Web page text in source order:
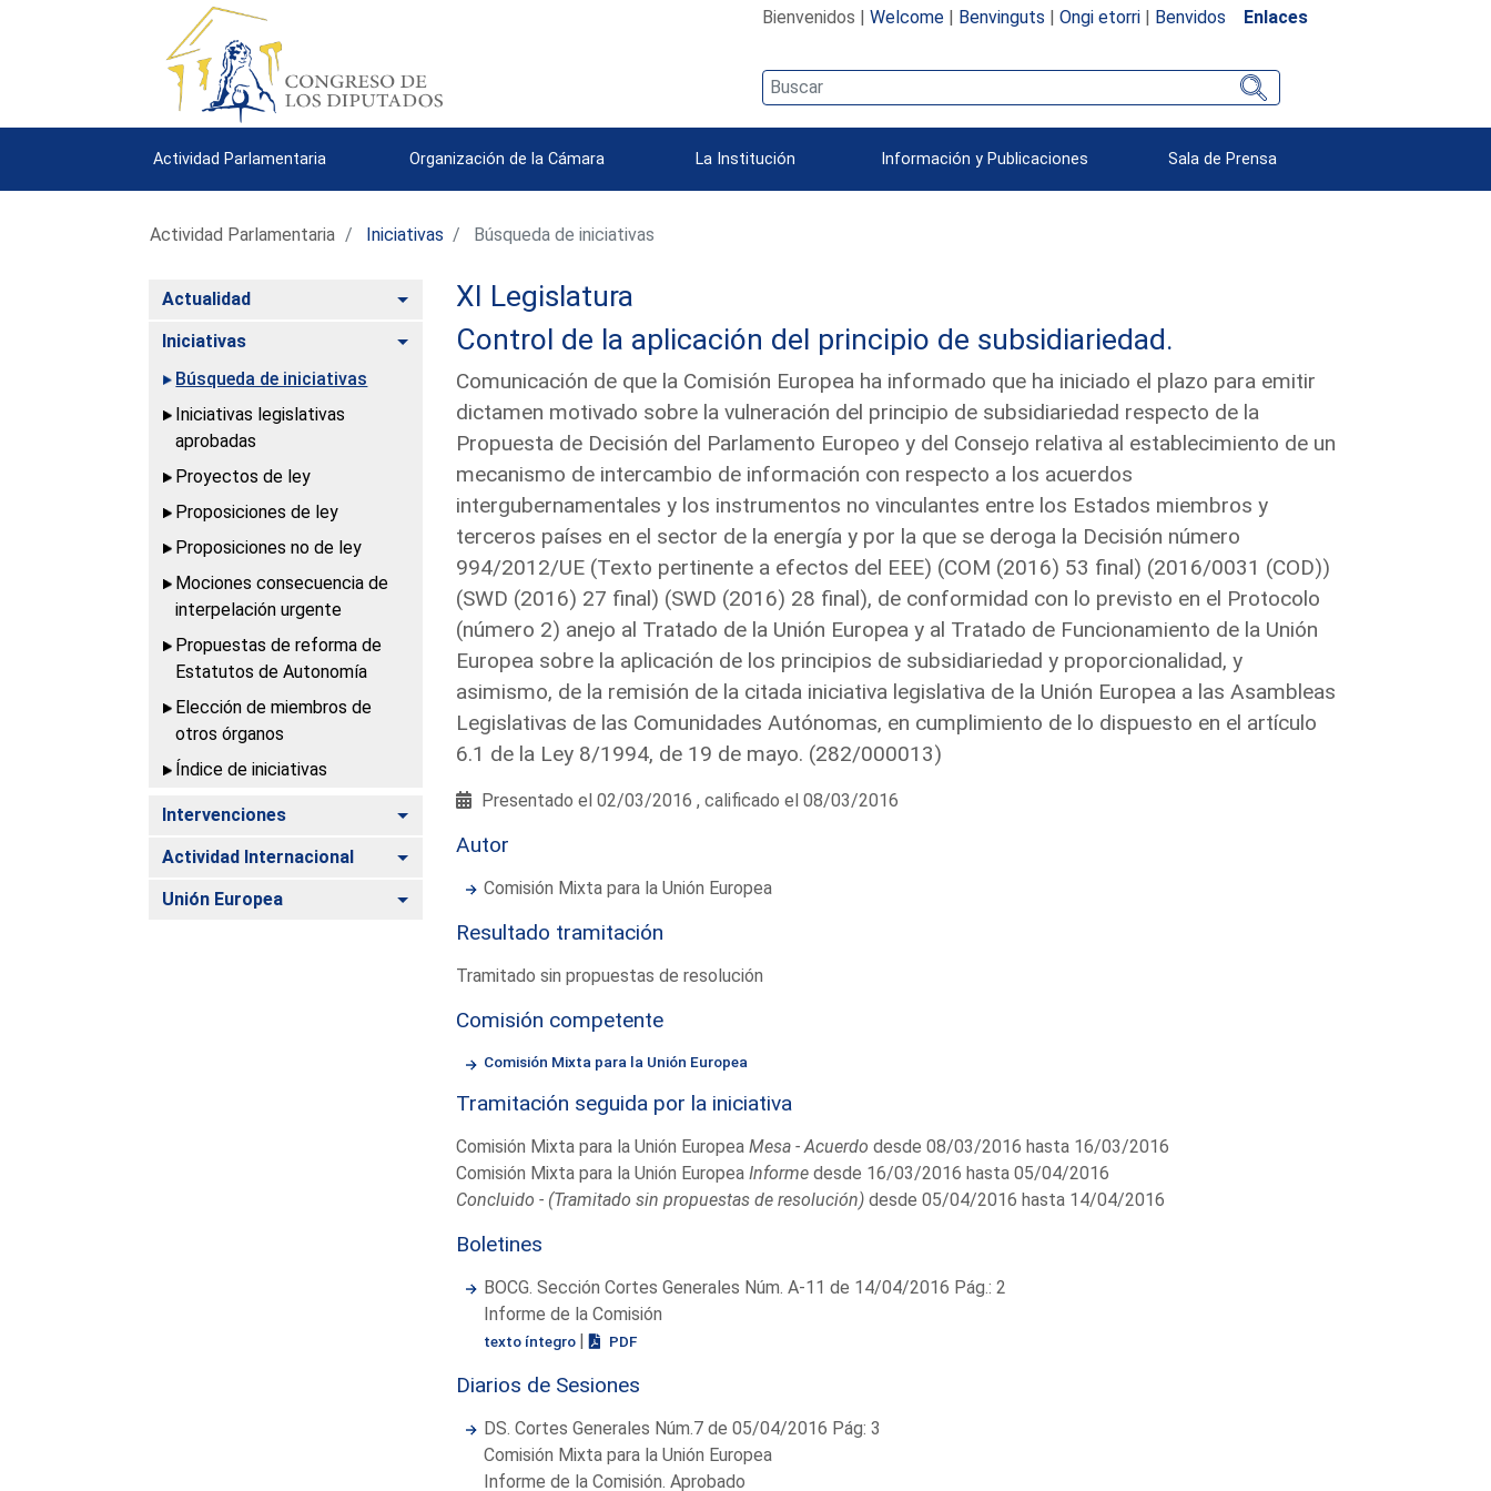
Bienvenidos | Welcome| Benvinguts | Ongi etorri| Benvidos Enlaces
Actividad Parlamentaria Organización de la Cámara La Institución Información y Publicaciones Sala de Prensa
Actividad Parlamentaria Iniciativas Búsqueda de iniciativas
Actualidad Alternar
Iniciativas
Alternar
Búsqueda de iniciativas
Iniciativas legislativas
aprobadas
Proyectos de ley
Proposiciones de ley
Proposiciones no de ley
Mociones consecuencia de
interpelación urgente
Propuestas de reforma de
Estatutos de Autonomía
Elección de miembros de
otros órganos
Índice de iniciativas
Intervenciones Alternar
Actividad Internacional Alternar
Unión Europea Alternar
XI Legislatura
Control de la aplicación del principio de subsidiariedad.
Comunicación de que la Comisión Europea ha informado que ha iniciado el plazo para emitir
dictamen motivado sobre la vulneración del principio de subsidiariedad respecto de la
Propuesta de Decisión del Parlamento Europeo y del Consejo relativa al establecimiento de un
mecanismo de intercambio de información con respecto a los acuerdos
intergubernamentales y los instrumentos no vinculantes entre los Estados miembros y
terceros países en el sector de la energía y por la que se deroga la Decisión número
994/2012/UE (Texto pertinente a efectos del EEE) (COM (2016) 53 final) (2016/0031 (COD))
(SWD (2016) 27 final) (SWD (2016) 28 final), de conformidad con lo previsto en el Protocolo
(número 2) anejo al Tratado de la Unión Europea y al Tratado de Funcionamiento de la Unión
Europea sobre la aplicación de los principios de subsidiariedad y proporcionalidad, y
asimismo, de la remisión de la citada iniciativa legislativa de la Unión Europea a las Asambleas
Legislativas de las Comunidades Autónomas, en cumplimiento de lo dispuesto en el artículo
6.1 de la Ley 8/1994, de 19 de mayo. (282/000013)
Presentado el 02/03/2016 , calificado el 08/03/2016
Autor
Comisión Mixta para la Unión Europea
Resultado tramitación
Tramitado sin propuestas de resolución
Comisión competente
Comisión Mixta para la Unión Europea
Tramitación seguida por la iniciativa
Comisión Mixta para la Unión Europea Mesa - Acuerdo desde 08/03/2016 hasta 16/03/2016
Comisión Mixta para la Unión Europea Informedesde 16/03/2016 hasta 05/04/2016
Concluido - (Tramitado sin propuestas de resolución)desde 05/04/2016 hasta 14/04/2016
Boletines
BOCG. Sección Cortes Generales Núm. A-11 de 14/04/2016 Pág.: 2
Informe de la Comisión
texto íntegro | PDF
Diarios de Sesiones
DS. Cortes Generales Núm.7 de 05/04/2016 Pág: 3
Comisión Mixta para la Unión Europea
Informe de la Comisión. Aprobado